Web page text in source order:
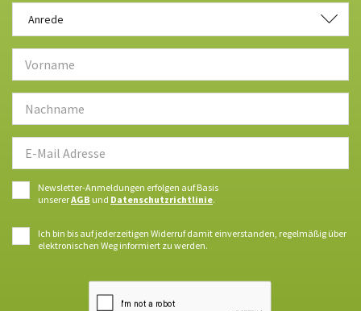
Anrede
Anrede
Newsletter-Anmeldungen erfolgen auf Basis
unsererAGB und Datenschutzrichtlinie.
Ich bin bis auf jederzeitigen Widerruf damit einverstanden, regelmäßig über
elektronischen Weg informiert zu werden.